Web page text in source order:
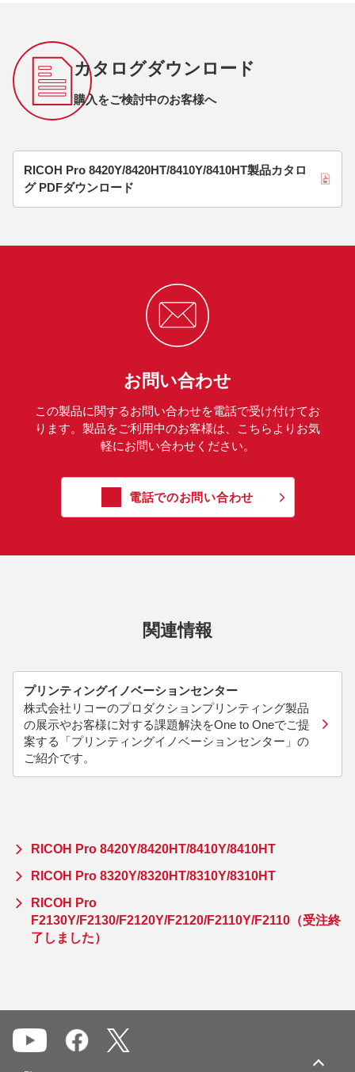
カタログダウンロード
購入をご検討中のお客様へ
RICOH Pro 8420Y/8420HT/8410Y/8410HT製品カタロ
グ PDFダウンロード
お問い合わせ
この製品に関するお問い合わせを電話で受け付けてお
ります。製品をご利用中のお客様は、こちらよりお気
軽にお問い合わせください。
電話でのお問い合わせ
関連情報
プリンティングイノベーションセンター
株式会社リコーのプロダクションプリンティング製品
の展示やお客様に対する課題解決をOne to Oneでご提
案する「プリンティングイノベーションセンター」の
ご紹介です。
RICOH Pro 8420Y/8420HT/8410Y/8410HT
RICOH Pro 8320Y/8320HT/8310Y/8310HT
RICOH Pro
F2130Y/F2130/F2120Y/F2120/F2110Y/F2110（受注終
了しました）